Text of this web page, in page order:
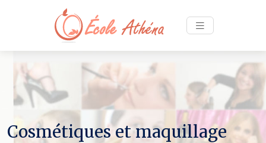
Cosmétiques et maquillage